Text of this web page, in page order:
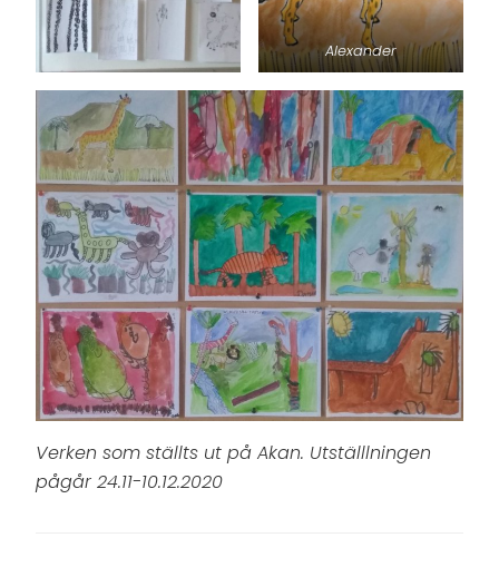
Alexander
Verken som ställts ut på Akan. Utställlningen
pågår 24.11-10.12.2020